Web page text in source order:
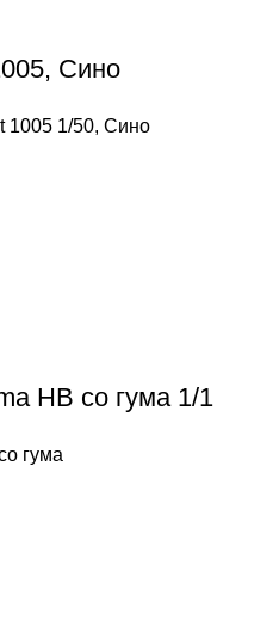
Сино
1005 1/50, Сино
HB со гума 1/1
гума